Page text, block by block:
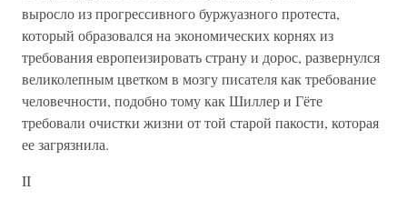
выросло из прогрессивного буржуазного протеста,
который образовался на экономических корнях из
требования европеизировать страну и дорос, развернулся
великолепным цветком в мозгу писателя как требование
человечности, подобно тому как Шиллер и Гёте
требовали очистки жизни от той старой пакости, которая
ее загрязнила.
II